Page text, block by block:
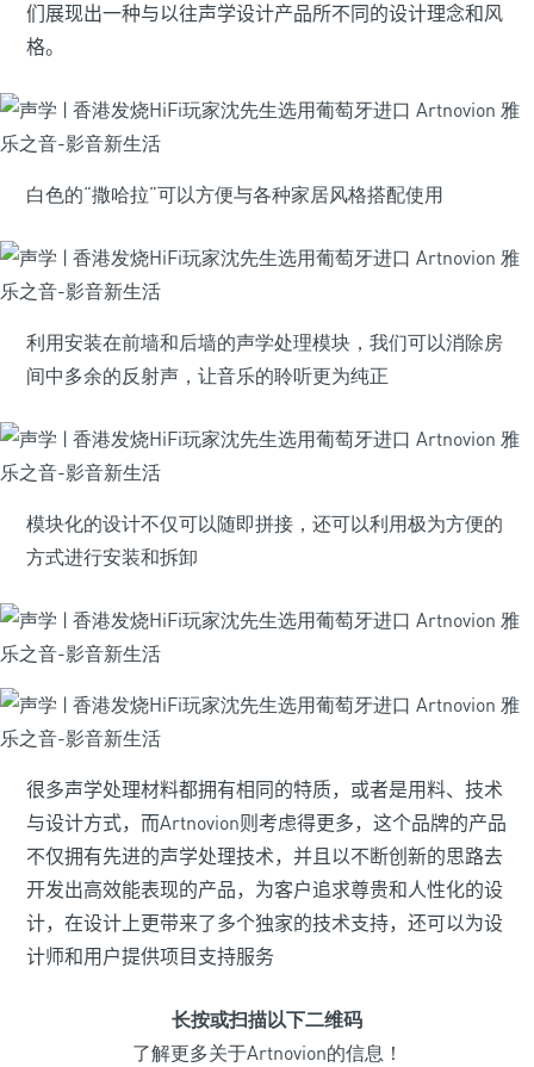
们展现出一种与以往声学设计产品所不同的设计理念和风
格。
白色的“撒哈拉”可以方便与各种家居风格搭配使用
利用安装在前墙和后墙的声学处理模块，我们可以消除房
间中多余的反射声，让音乐的聆听更为纯正
模块化的设计不仅可以随即拼接，还可以利用极为方便的
方式进行安装和拆卸
很多声学处理材料都拥有相同的特质，或者是用料、技术
与设计方式，而Artnovion则考虑得更多，这个品牌的产品
不仅拥有先进的声学处理技术，并且以不断创新的思路去
开发出高效能表现的产品，为客户追求尊贵和人性化的设
计，在设计上更带来了多个独家的技术支持，还可以为设
计师和用户提供项目支持服务
长按或扫描以下二维码
了解更多关于Artnovion的信息！